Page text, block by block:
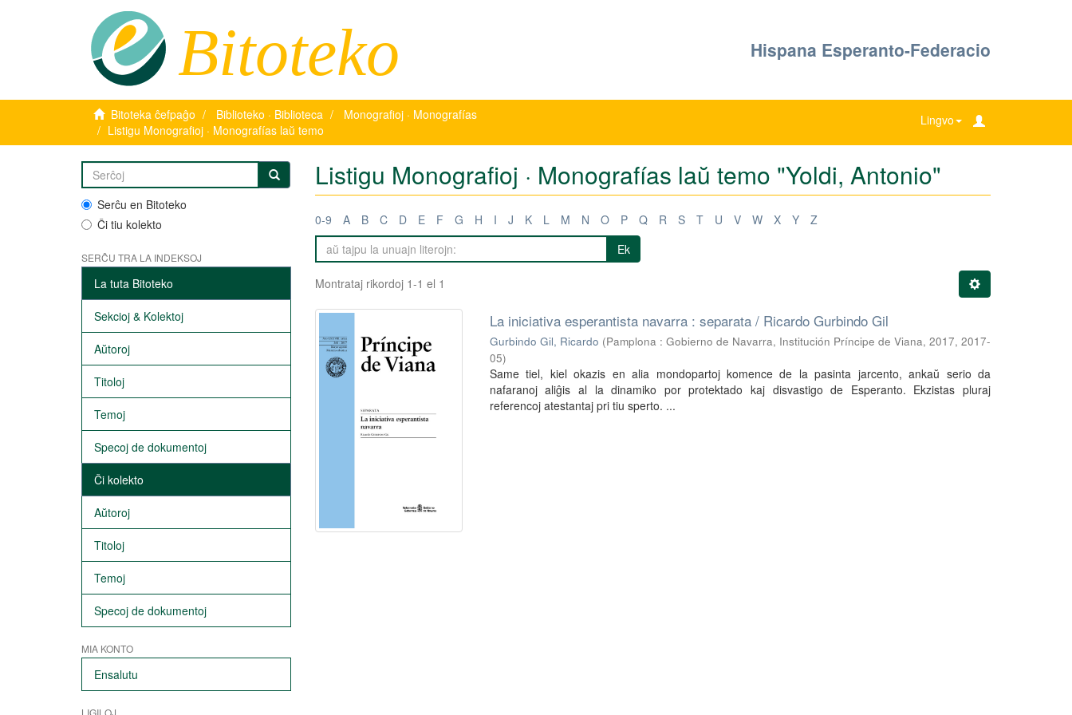
Bitoteko Hispana Esperanto-Federacio
Bitoteka ĉefpaĝo Biblioteko · Biblioteca
Monografioj · Monografías
Listigu Monografioj · Monografías laŭ temo
Lingvo
Serĉu en Bitoteko
Ĉi tiu kolekto
SERĈU TRA LA INDEKSOJ
La tuta Bitoteko
Sekcioj & Kolektoj
Aŭtoroj
Titoloj
Temoj
Specoj de dokumentoj
Ĉi kolekto
Aŭtoroj
Titoloj
Temoj
Specoj de dokumentoj
MIA KONTO
Ensalutu
LIGILOJ
Listigu Monografioj · Monografías laŭ temo "Yoldi, Antonio"
0-9 A B C D E F G H I J K L M N O P Q R S T U V W X Y
Z
Ek
Montrataj rikordoj 1-1 el 1
La iniciativa esperantista navarra : separata / Ricardo Gurbindo Gil
Gurbindo Gil, Ricardo (Pamplona : Gobierno de Navarra, Institución Príncipe de Viana, 2017, 2017-
05)
Same tiel, kiel okazis en alia mondopartoj komence de la pasinta jarcento, ankaŭ serio da
nafaranoj aliĝis al la dinamiko por protektado kaj disvastigo de Esperanto. Ekzistas pluraj
referencoj atestantaj pri tiu sperto. ...